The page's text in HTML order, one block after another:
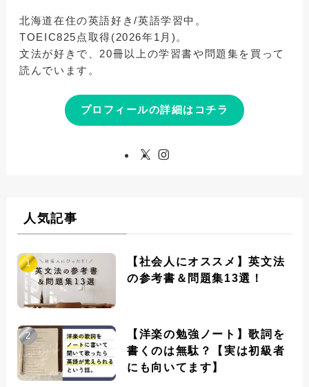
北海道在住の英語好き/英語学習中。
TOEIC825点取得(2026年1月)。
文法が好きで、20冊以上の学習書や問題集を買って
読んでいます。
プロフィールの詳細はコチラ
人気記事
【社会人にオススメ】英文法
の参考書＆問題集13選！
【洋楽の勉強ノート】歌詞を
書くのは無駄？【実は初級者
にも向いてます】